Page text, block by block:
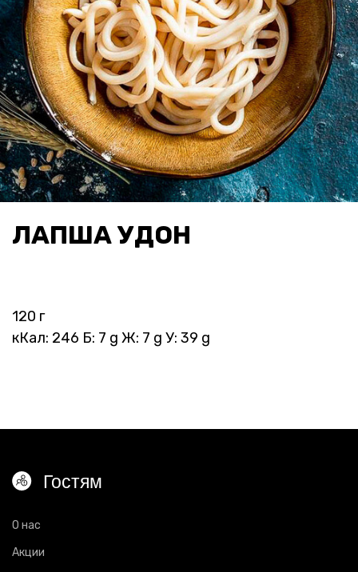
ЛАПША УДОН
120 г
кКал: 246 Б: 7 g Ж: 7 g У: 39 g
Гостям
О нас
Акции